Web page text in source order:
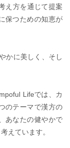
え方を通じて提案
保つための知恵が
かに美しく、 そし
Lifeでは、 カ
のテーマで漢方の
あなたの健やかで
えています。